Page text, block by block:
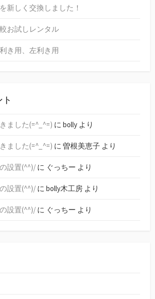
新しく交換しました！
お試しレンタル
き用、左利き用
ました(=^_^=) に bolly より
ました(=^_^=) に 曽根美恵子 より
設置(^^)/ に ぐっちー より
設置(^^)/ に bolly木工房 より
設置(^^)/ に ぐっちー より